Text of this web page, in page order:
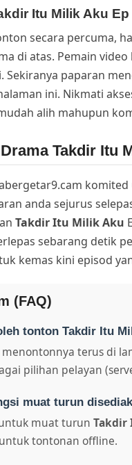
Itu Milik Aku
secara percuma,
di atas. Pemain
Sekiranya paparan
ini. Nikmati
alih mahupun
Takdir Itu
anda sejurus
Takdir Itu Milik Aku
sebarang detik
kemas kini episod
(FAQ)
tonton Takdir Itu
terus di
pilihan pelayan
muat turun
muat turun Takdir
tontonan offline.